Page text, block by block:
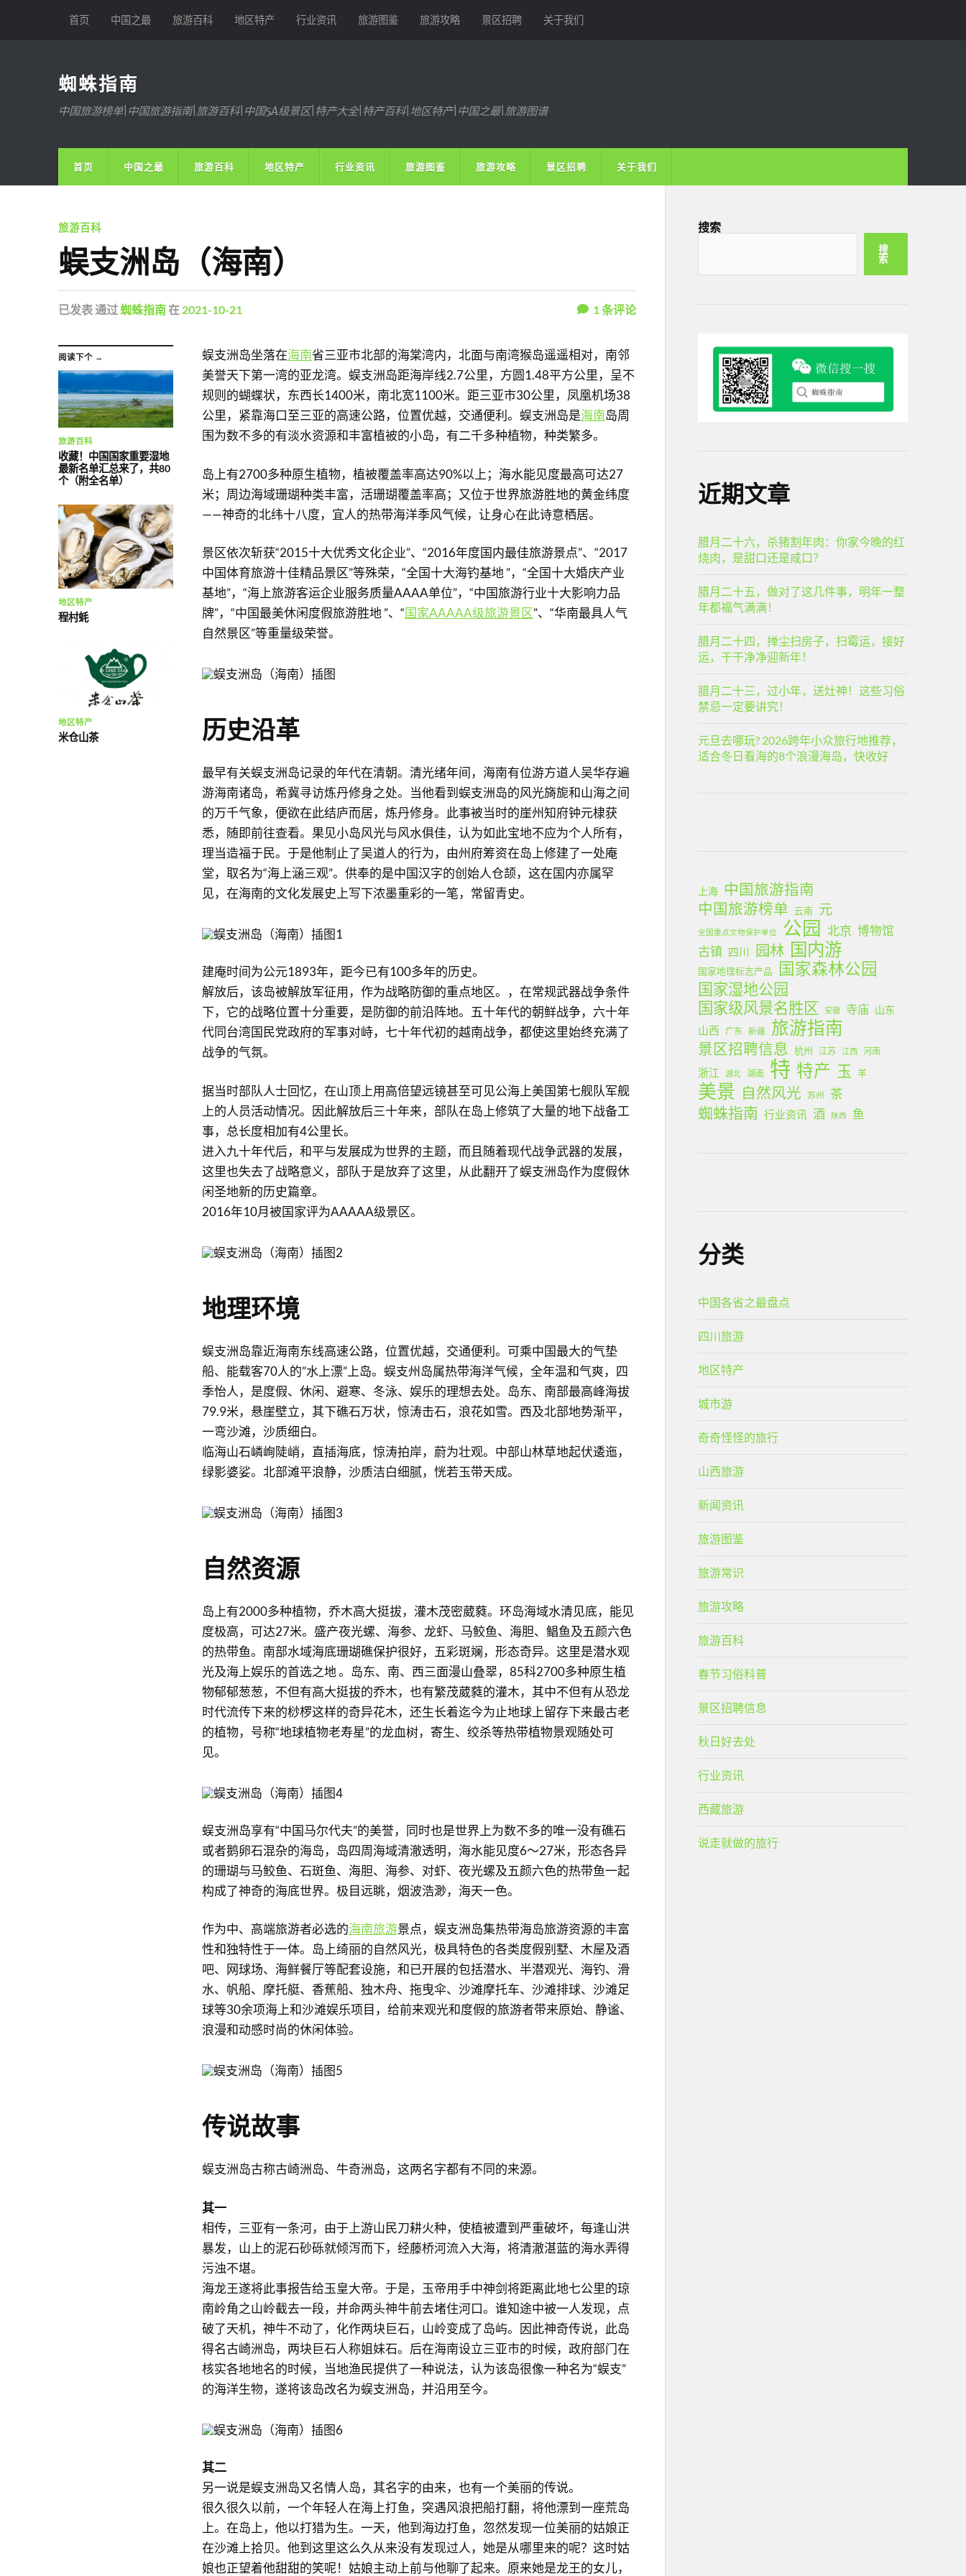
首页 中国之最 旅游百科 地区特产 行业资讯 旅游图鉴 旅游攻略 景区招聘 关于我们
蜘蛛指南
中国旅游榜单|中国旅游指南|旅游百科|中国5A级景区|特产大全|特产百科|地区特产|中国之最|旅游图谱
首页 中国之最 旅游百科 地区特产 行业资讯 旅游图鉴 旅游攻略 景区招聘 关于我们
旅游百科
蜈支洲岛（海南）
已发表通过蜘蛛指南在 2021-10-21 1条评论
阅读下个 →
旅游百科
收藏！中国国家重要湿地
最新名单汇总来了，共80
个（附全名单）
地区特产
程村蚝
地区特产
米仓山茶
蜈支洲岛坐落在海南省三亚市北部的海棠湾内，北面与南湾猴岛遥遥相对，南邻
美誉天下第一湾的亚龙湾。蜈支洲岛距海岸线2.7公里，方圆1.48平方公里，呈不
规则的蝴蝶状，东西长1400米，南北宽1100米。距三亚市30公里，凤凰机场38
公里，紧靠海口至三亚的高速公路，位置优越，交通便利。蜈支洲岛是海南岛周
围为数不多的有淡水资源和丰富植被的小岛，有二千多种植物，种类繁多。
岛上有2700多种原生植物，植被覆盖率高达90%以上；海水能见度最高可达27
米；周边海域珊瑚种类丰富，活珊瑚覆盖率高；又位于世界旅游胜地的黄金纬度
——神奇的北纬十八度，宜人的热带海洋季风气候，让身心在此诗意栖居。
景区依次斩获“2015十大优秀文化企业”、“2016年度国内最佳旅游景点”、“2017
中国体育旅游十佳精品景区”等殊荣，“全国十大海钓基地 ”，“全国十大婚庆产业
基地”，“海上旅游客运企业服务质量AAAA单位”，“中国旅游行业十大影响力品
牌”，“中国最美休闲度假旅游胜地 ”、“国家AAAAA级旅游景区”、“华南最具人气
自然景区”等重量级荣誉。
历史沿革
最早有关蜈支洲岛记录的年代在清朝。清光绪年间，海南有位游方道人吴华存遍
游海南诸岛，希冀寻访炼丹修身之处。当他看到蜈支洲岛的风光旖旎和山海之间
的万千气象，便欲在此结庐而居，炼丹修身。此事被当时的崖州知府钟元棣获
悉，随即前往查看。果见小岛风光与风水俱佳，认为如此宝地不应为个人所有，
理当造福于民。于是他制止了吴道人的行为，由州府筹资在岛上修建了一处庵
堂，取名为“海上涵三观”。供奉的是中国汉字的创始人仓颉，这在国内亦属罕
见，在海南的文化发展史上写下浓墨重彩的一笔，常留青史。
建庵时间为公元1893年，距今已有100多年的历史。
解放后，该岛被解放军征用，作为战略防御的重点地区。，在常规武器战争条件
下，它的战略位置十分重要，是防御的前沿阵地。五十年代的朝鲜战争，六十年
代同台湾国民党政府的军事对峙，七十年代初的越南战争，都使这里始终充满了
战争的气氛。
据当时部队人士回忆，在山顶上用高倍望远镜甚至可见公海上美国第七舰队军舰
上的人员活动情况。因此解放后三十年来，部队在岛上修筑了大量的地下战备工
事，总长度相加有4公里长。
进入九十年代后，和平与发展成为世界的主题，而且随着现代战争武器的发展，
这里也失去了战略意义，部队于是放弃了这里，从此翻开了蜈支洲岛作为度假休
闲圣地新的历史篇章。
2016年10月被国家评为AAAAA级景区。
地理环境
蜈支洲岛靠近海南东线高速公路，位置优越，交通便利。可乘中国最大的气垫
船、能载客70人的”水上漂”上岛。蜈支州岛属热带海洋气候，全年温和气爽，四
季怡人，是度假、休闲、避寒、冬泳、娱乐的理想去处。岛东、南部最高峰海拔
79.9米，悬崖壁立，其下礁石万状，惊涛击石，浪花如雪。西及北部地势渐平，
一弯沙滩，沙质细白。
临海山石嶙峋陡峭，直插海底，惊涛拍岸，蔚为壮观。中部山林草地起伏逶迤，
绿影婆娑。北部滩平浪静，沙质洁白细腻，恍若玉带天成。
自然资源
岛上有2000多种植物，乔木高大挺拔，灌木茂密葳蕤。环岛海域水清见底，能见
度极高，可达27米。盛产夜光螺、海参、龙虾、马鲛鱼、海胆、鲳鱼及五颜六色
的热带鱼。南部水域海底珊瑚礁保护很好，五彩斑斓，形态奇异。这里是潜水观
光及海上娱乐的首选之地 。岛东、南、西三面漫山叠翠，85科2700多种原生植
物郁郁葱葱，不但有高大挺拔的乔木，也有繁茂葳蕤的灌木，其中不但有从恐龙
时代流传下来的桫椤这样的奇异花木，还生长着迄今为止地球上留存下来最古老
的植物，号称“地球植物老寿星”的龙血树，寄生、绞杀等热带植物景观随处可
见。
蜈支洲岛享有“中国马尔代夫”的美誉，同时也是世界上为数不多的唯一没有礁石
或者鹅卵石混杂的海岛，岛四周海域清澈透明，海水能见度6～27米，形态各异
的珊瑚与马鲛鱼、石斑鱼、海胆、海参、对虾、夜光螺及五颜六色的热带鱼一起
构成了神奇的海底世界。极目远眺，烟波浩渺，海天一色。
作为中、高端旅游者必选的海南旅游景点，蜈支洲岛集热带海岛旅游资源的丰富
性和独特性于一体。岛上绮丽的自然风光，极具特色的各类度假别墅、木屋及酒
吧、网球场、海鲜餐厅等配套设施，和已开展的包括潜水、半潜观光、海钓、滑
水、帆船、摩托艇、香蕉船、独木舟、拖曳伞、沙滩摩托车、沙滩排球、沙滩足
球等30余项海上和沙滩娱乐项目，给前来观光和度假的旅游者带来原始、静谧、
浪漫和动感时尚的休闲体验。
传说故事
蜈支洲岛古称古崎洲岛、牛奇洲岛，这两名字都有不同的来源。
其一
相传，三亚有一条河，由于上游山民刀耕火种，使植被遭到严重破坏，每逢山洪
暴发，山上的泥石砂砾就倾泻而下，经藤桥河流入大海，将清澈湛蓝的海水弄得
污浊不堪。
海龙王遂将此事报告给玉皇大帝。于是，玉帝用手中神剑将距离此地七公里的琼
南岭角之山岭截去一段，并命两头神牛前去堵住河口。谁知途中被一人发现，点
破了天机，神牛不动了，化作两块巨石，山岭变成了岛屿。因此神奇传说，此岛
得名古崎洲岛，两块巨石人称姐妹石。后在海南设立三亚市的时候，政府部门在
核实各地地名的时候，当地渔民提供了一种说法，认为该岛很像一种名为“蜈支”
的海洋生物，遂将该岛改名为蜈支洲岛，并沿用至今。
其二
另一说是蜈支洲岛又名情人岛，其名字的由来，也有一个美丽的传说。
很久很久以前，一个年轻人在海上打鱼，突遇风浪把船打翻，将他漂到一座荒岛
上。在岛上，他以打猎为生。一天，他到海边打鱼，忽然发现一位美丽的姑娘正
在沙滩上拾贝。他到这里这么久从来没有发现过人，她是从哪里来的呢？这时姑
娘也正望着他甜甜的笑呢！姑娘主动上前与他聊了起来。原来她是龙王的女儿，
搜索
搜
索
近期文章
腊月二十六，杀猪割年肉：你家今晚的红
烧肉，是甜口还是咸口？
腊月二十五，做对了这几件事，明年一整
年都福气满满！
腊月二十四，掸尘扫房子，扫霉运，接好
运，干干净净迎新年！
腊月二十三，过小年，送灶神！这些习俗
禁忌一定要讲究！
元旦去哪玩? 2026跨年小众旅行地推荐，
适合冬日看海的8个浪漫海岛，快收好
上海
中国旅游指南
中国旅游榜单 云南 元
全国重点文物保护单位 公园 北京 博物馆
古镇 四川 园林 国内游
国家地理标志产品 国家森林公园
国家湿地公园
国家级风景名胜区
安徽 寺庙 山东
山西 广东 新疆 旅游指南
景区招聘信息 杭州 江苏 江西 河南
浙江 湖北 湖南 特 特产 玉 羊
美景 自然风光 苏州 茶
蜘蛛指南 行业资讯 酒 陕西 鱼
分类
中国各省之最盘点
四川旅游
地区特产
城市游
奇奇怪怪的旅行
山西旅游
新闻资讯
旅游图鉴
旅游常识
旅游攻略
旅游百科
春节习俗科普
景区招聘信息
秋日好去处
行业资讯
西藏旅游
说走就做的旅行